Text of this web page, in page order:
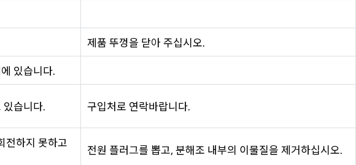
제품 뚜껑을 닫아 주십시오.
있습니다.
있습니다. 구입처로 연락바랍니다.
전하지 못하고
전원 플러그를 뽑고, 분해조 내부의 이물질을 제거하십시오.